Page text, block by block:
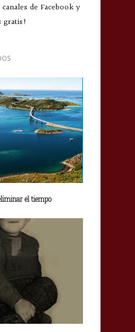
de Facebook y
gratis!
el tiempo